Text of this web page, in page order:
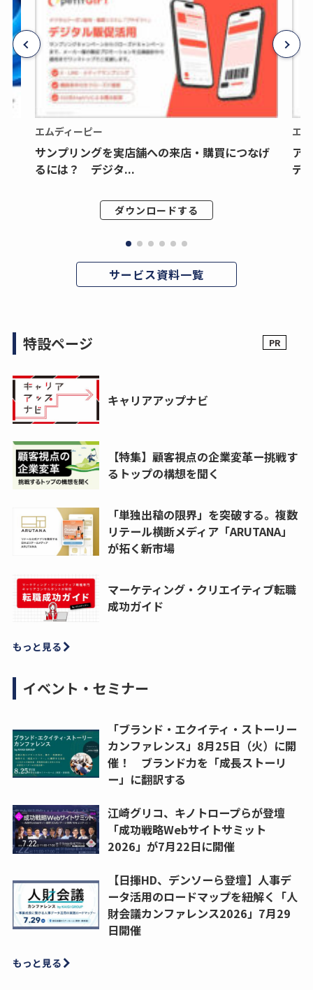
エムディーピー
サンプリングを実店舗への来店・購買につなげ
るには？ デジタ...
ダウンロードする
エ
ア
デ
サービス資料一覧
特設ページ
キャリアアップナビ
【特集】顧客視点の企業変革ー挑戦す
るトップの構想を聞く
「単独出稿の限界」を突破する。複数
リテール横断メディア「ARUTANA」
が拓く新市場
マーケティング・クリエイティブ転職
成功ガイド
もっと見る
イベント・セミナー
「ブランド・エクイティ・ストーリー
カンファレンス」8月25日（火）に開
催！ ブランド力を「成長ストーリ
ー」に翻訳する
江崎グリコ、キノトロープらが登壇
「成功戦略Webサイトサミット
2026」が7月22日に開催
【日揮HD、デンソーら登壇】人事デ
ータ活用のロードマップを紐解く「人
財会議カンファレンス2026」7月29
日開催
もっと見る